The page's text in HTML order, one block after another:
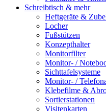
Schreibtisch & mehr
Heftgeräte &
Locher
Fußstützen
Konzepthalter
Monitorfilter
Monitor- /
Sichttafelsysteme
Monitor- /
Klebefilme &
Sortierstationen
Visitenkarten